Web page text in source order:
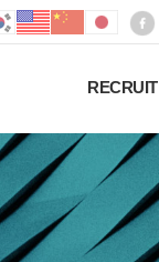
RECRUIT